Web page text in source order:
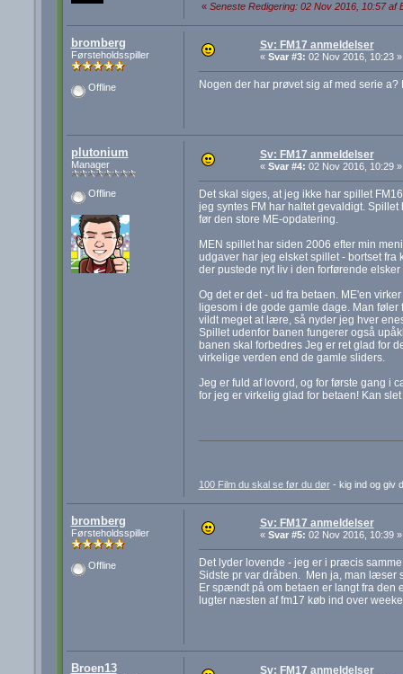
« Seneste Redigering: 02 Nov 2016, 10:57 af
bromberg
Førsteholdsspiller
Offline
Sv: FM17 anmeldelser
« Svar #3: 02 Nov 2016, 10:23 »
Nogen der har prøvet sig af med serie
plutonium
Manager
Offline
Sv: FM17 anmeldelser
« Svar #4: 02 Nov 2016, 10:29 »
Det skal siges, at jeg ikke har spillet
jeg syntes FM har haltet gevaldigt.
før den store ME-opdatering.
MEN spillet har siden 2006 efter min
udgaver har jeg elsket spillet - bortset
der pustede nyt liv i den forførende
Og det er det - ud fra betaen. ME'en
ligesom i de gode gamle dage. Man føler
vildt meget at lære, så nyder jeg hver
Spillet udenfor banen fungerer også
banen skal forbedres Jeg er ret glad for
virkelige verden end de gamle sliders.
Jeg er fuld af lovord, og for første gang i
for jeg er virkelig glad for betaen! Kan
100 Film du skal se før du dør- kig ind og giv
bromberg
Førsteholdsspiller
Offline
Sv: FM17 anmeldelser
« Svar #5: 02 Nov 2016, 10:39 »
Det lyder lovende - jeg er i præcis
Sidste pr var dråben. Men ja, man læser
Er spændt på om betaen er langt fra den
lugter næsten af fm17 køb ind over
Broen13 Sv: FM17 anmeldelser